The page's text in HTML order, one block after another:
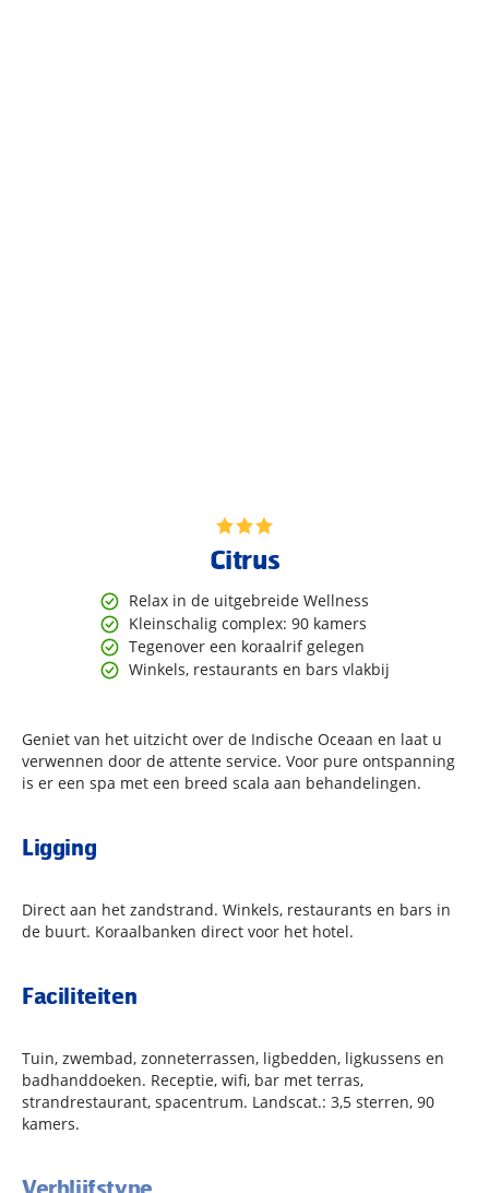
Citrus
Relax in de uitgebreide Wellness
Kleinschalig complex: 90 kamers
Tegenover een koraalrif gelegen
Winkels, restaurants en bars vlakbij
Geniet van het uitzicht over de Indische Oceaan en laat u
verwennen door de attente service. Voor pure ontspanning
is er een spa met een breed scala aan behandelingen.
Ligging
Direct aan het zandstrand. Winkels, restaurants en bars in
de buurt. Koraalbanken direct voor het hotel.
Faciliteiten
Tuin, zwembad, zonneterrassen, ligbedden, ligkussens en
badhanddoeken. Receptie, wifi, bar met terras,
strandrestaurant, spacentrum. Landscat.: 3,5 sterren, 90
kamers.